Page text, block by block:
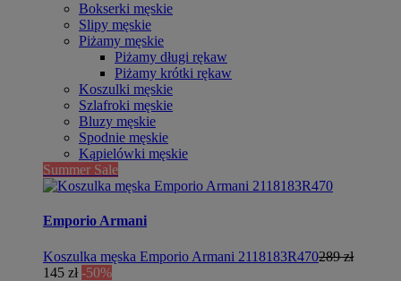
Bokserki męskie
Slipy męskie
Piżamy męskie
Piżamy długi rękaw
Piżamy krótki rękaw
Koszulki męskie
Szlafroki męskie
Bluzy męskie
Spodnie męskie
Kąpielówki męskie
Summer Sale
Emporio Armani
Koszulka męska Emporio Armani 2118183R470289 zł
145 zł -50%